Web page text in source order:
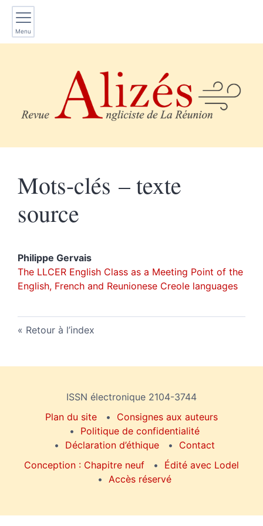
Menu
Mots-clés – texte
source
Philippe Gervais
The LLCER English Class as a Meeting Point of the
English, French and Reunionese Creole languages
Retour à l’index
ISSN électronique 2104-3744
Plan du site
Consignes aux auteurs
Politique de confidentialité
Déclaration d’éthique
Contact
Conception : Chapitre neuf
Édité avec Lodel
Accès réservé